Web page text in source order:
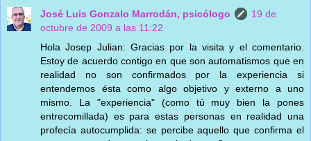
José Luis Gonzalo Marrodán, psicólogo
19 de
octubre de 2009 a las 11:22
Hola Josep Julian: Gracias por la visita y el comentario.
Estoy de acuerdo contigo en que son automatismos que en
realidad no son confirmados por la experiencia si
entendemos ésta como algo objetivo y externo a uno
mismo. La "experiencia" (como tú muy bien la pones
entrecomillada) es para estas personas en realidad una
profecía autocumplida: se percibe aquello que confirma el